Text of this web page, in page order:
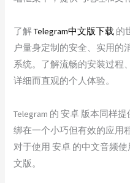
了解Telegram中文版下载 的
户量身定制的安全、实用的
系统。了解流畅的安装过程
详细而直观的个人体验。
Telegram 的 安卓 版本同样
绑在一个小巧但有效的应用
对于使用 安卓 的中文音频使
文版。